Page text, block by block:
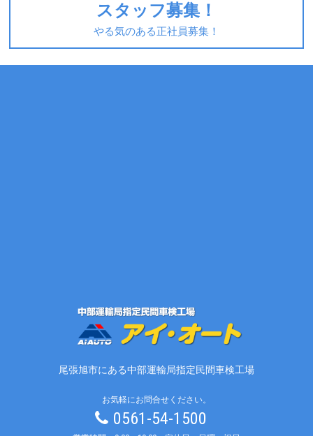
スタッフ募集！
やる気のある正社員募集！
尾張旭市にある中部運輸局指定民間車検工場
お気軽にお問合せください。
0561-54-1500